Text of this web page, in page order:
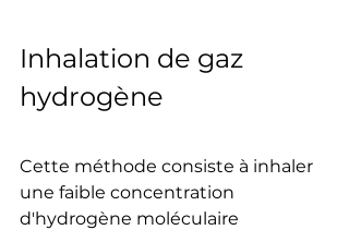
Inhalation de gaz
hydrogène
Cette méthode consiste à inhaler
une faible concentration
d'hydrogène moléculaire